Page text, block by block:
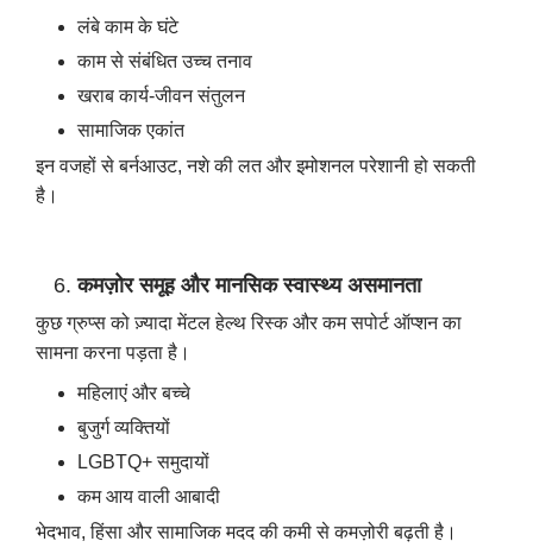
लंबे काम के घंटे
काम से संबंधित उच्च तनाव
खराब कार्य-जीवन संतुलन
सामाजिक एकांत
इन वजहों से बर्नआउट, नशे की लत और इमोशनल परेशानी हो सकती
है।
कमज़ोर समूह और मानसिक स्वास्थ्य असमानता
कुछ ग्रुप्स को ज़्यादा मेंटल हेल्थ रिस्क और कम सपोर्ट ऑप्शन का
सामना करना पड़ता है।
महिलाएं और बच्चे
बुजुर्ग व्यक्तियों
LGBTQ+ समुदायों
कम आय वाली आबादी
भेदभाव, हिंसा और सामाजिक मदद की कमी से कमज़ोरी बढ़ती है।